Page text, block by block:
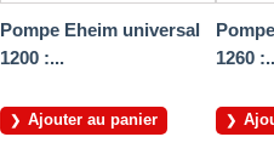
Pompe Eheim universal
1200 :...
Ajouter au panier
1260